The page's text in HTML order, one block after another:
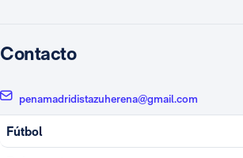
Contacto
penamadridistazuherena@gmail.com
Fútbol